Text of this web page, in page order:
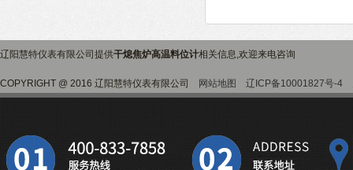
辽阳慧特仪表有限公司提供干熄焦炉高温料位计相关信息,欢迎来电咨询
COPYRIGHT @ 2016 辽阳慧特仪表有限公司 网站地图 辽ICP备10001827号-4